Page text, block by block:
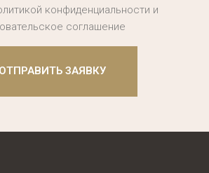
конфиденциальности и
соглашение
ОТПРАВИТЬ ЗАЯВКУ